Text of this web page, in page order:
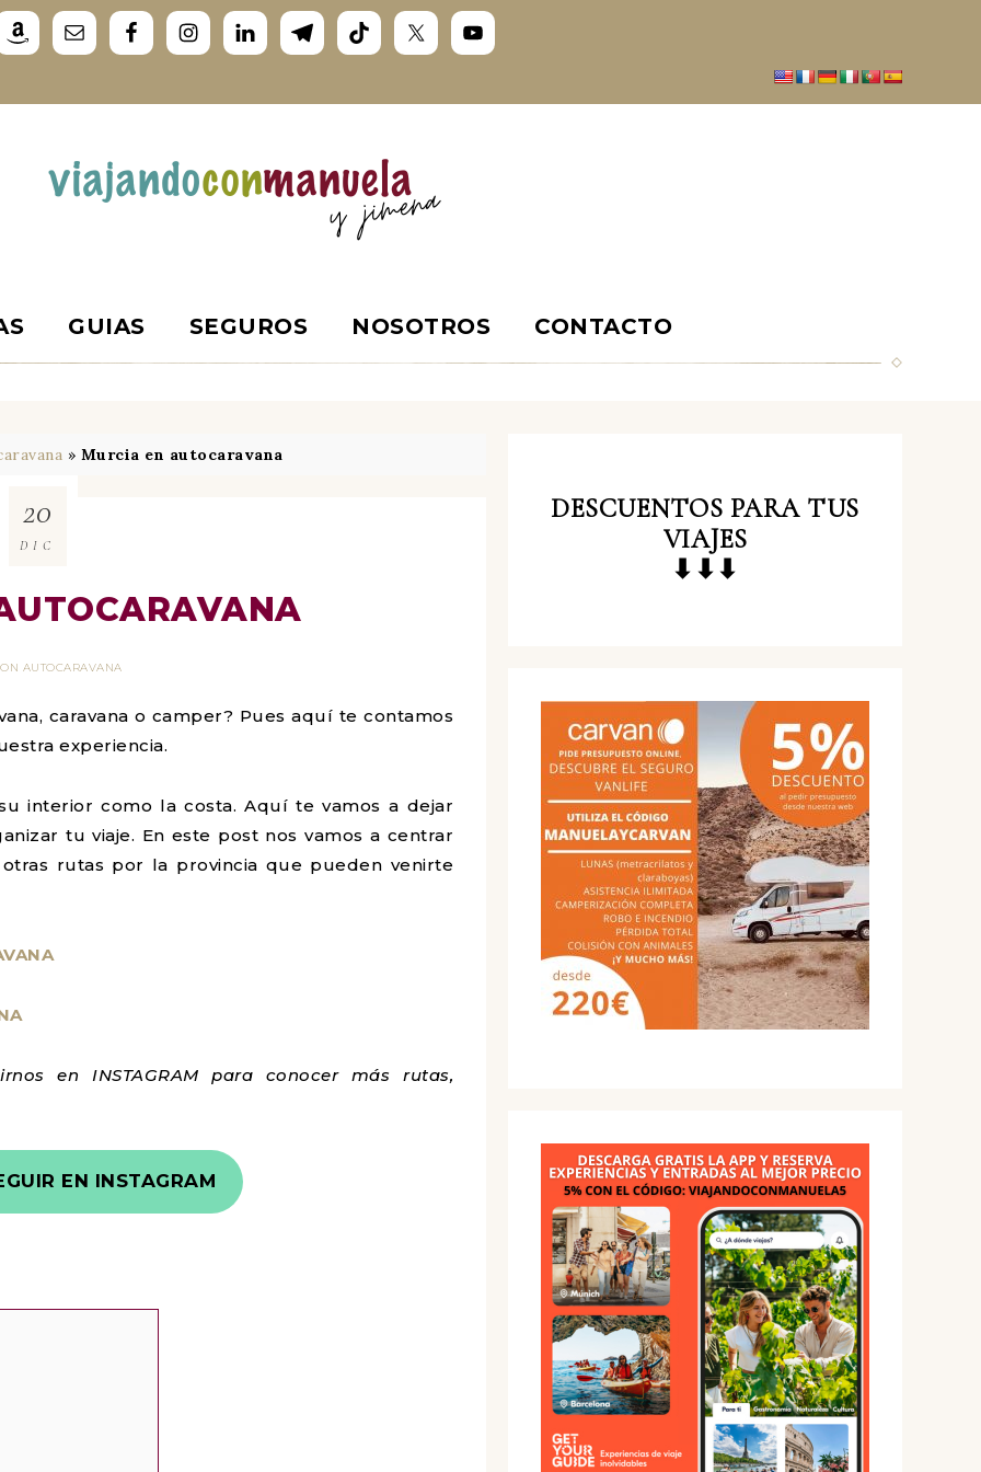
GUIAS SEGUROS NOSOTROS CONTACTO
» Murcia en autocaravana
AUTOCARAVANA
20
DIC
caravana o camper? Pues aquí te contamos
experiencia.
interior como la costa. Aquí te vamos a dejar
tu viaje. En este post nos vamos a centrar
rutas por la provincia que pueden venirte
en INSTAGRAM para conocer más rutas,
EN INSTAGRAM
DESCUENTOS PARA TUS
VIAJES
⬇⬇⬇